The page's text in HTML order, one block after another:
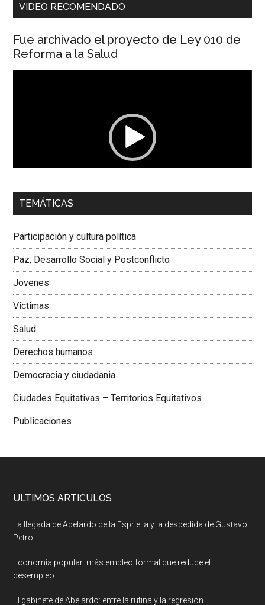
VIDEO RECOMENDADO
Fue archivado el proyecto de Ley 010 de
Reforma a la Salud
00:00 01:04
Dra. Carolina Corcho Mejía,Presidenta Corporación
Colombiana
TEMÁTICAS
Participación y cultura política
Paz, Desarrollo Social y Postconflicto
Jovenes
Victimas
Salud
Derechos humanos
Democracia y ciudadania
Ciudades Equitativas – Territorios Equitativos
Publicaciones
ULTIMOS ARTICULOS
La llegada de Abelardo de la Espriella y la despedida de Gustavo
Petro
Economía popular: más empleo formal que reduce el
desempleo
El gabinete de Abelardo: entre la rutina y la regresión